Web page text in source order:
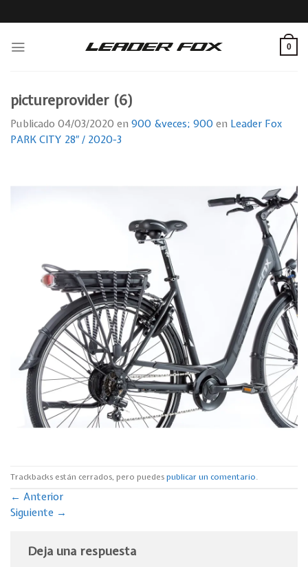
to
0
pictureprovider (6)
Publicado 04/03/2020 en 900 &veces; 900 en Leader Fox
PARK CITY 28″ / 2020-3
Trackbacks están cerrados, pero puedespublicar un comentario.
← Anterior
Siguiente →
Deja una respuesta